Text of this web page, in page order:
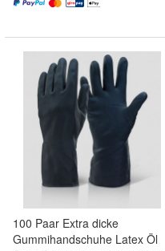
100 Paar Extra dicke
Gummihandschuhe Latex Öl